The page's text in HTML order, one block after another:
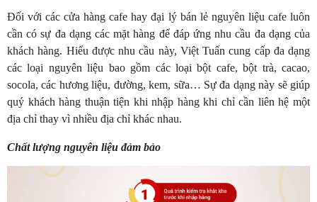
Đối với các cửa hàng cafe hay đại lý bán lẻ nguyên liệu cafe luôn
cần có sự đa dạng các mặt hàng để đáp ứng nhu cầu đa dạng của
khách hàng. Hiểu được nhu cầu này, Việt Tuấn cung cấp đa dạng
các loại nguyên liệu bao gồm các loại bột cafe, bột trà, cacao,
socola, các hương liệu, đường, kem, sữa… Sự đa dạng này sẽ giúp
quý khách hàng thuận tiện khi nhập hàng khi chỉ cần liên hệ một
địa chỉ thay vì nhiều địa chỉ khác nhau.
Chất lượng nguyên liệu đảm bảo